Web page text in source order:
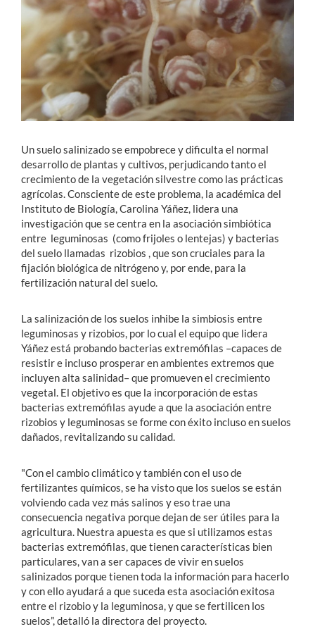
Estudiantes
Académicos
Funcionarios
Alumni
English
Un suelo salinizado se empobrece y dificulta el normal
desarrollo de plantas y cultivos, perjudicando tanto el
crecimiento de la vegetación silvestre como las prácticas
agrícolas. Consciente de este problema, la académica del
Instituto de Biología, Carolina Yáñez, lidera una
investigación que se centra en la asociación simbiótica
entre leguminosas (como frijoles o lentejas) y bacterias
del suelo llamadas rizobios , que son cruciales para la
fijación biológica de nitrógeno y, por ende, para la
fertilización natural del suelo.
La salinización de los suelos inhibe la simbiosis entre
leguminosas y rizobios, por lo cual el equipo que lidera
Yáñez está probando bacterias extremófilas –capaces de
resistir e incluso prosperar en ambientes extremos que
incluyen alta salinidad– que promueven el crecimiento
vegetal. El objetivo es que la incorporación de estas
bacterias extremófilas ayude a que la asociación entre
rizobios y leguminosas se forme con éxito incluso en suelos
dañados, revitalizando su calidad.
"Con el cambio climático y también con el uso de
fertilizantes químicos, se ha visto que los suelos se están
volviendo cada vez más salinos y eso trae una
consecuencia negativa porque dejan de ser útiles para la
agricultura. Nuestra apuesta es que si utilizamos estas
bacterias extremófilas, que tienen características bien
particulares, van a ser capaces de vivir en suelos
salinizados porque tienen toda la información para hacerlo
y con ello ayudará a que suceda esta asociación exitosa
entre el rizobio y la leguminosa, y que se fertilicen los
suelos”, detalló la directora del proyecto.